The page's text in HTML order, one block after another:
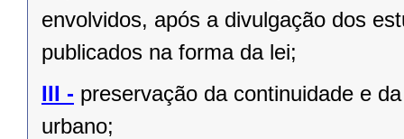
envolvidos, após a divulgação dos
publicados na forma da lei;
III - preservação da continuidade e
urbano;